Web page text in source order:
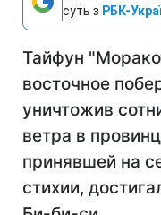
суть з РБК-
Тайфун
восточное
уничтожив
ветра в
принявшей на
стихии,